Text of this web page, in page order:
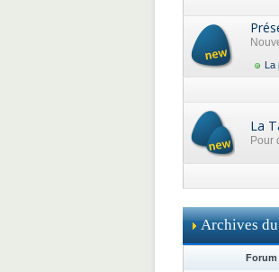
La
La
Pour
Archives
Forum